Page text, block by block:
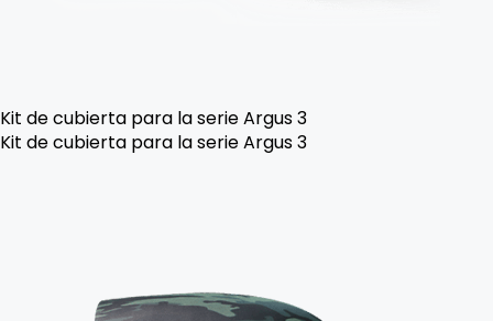
Kit de cubierta para la serie Argus 3
Kit de cubierta para la serie Argus 3